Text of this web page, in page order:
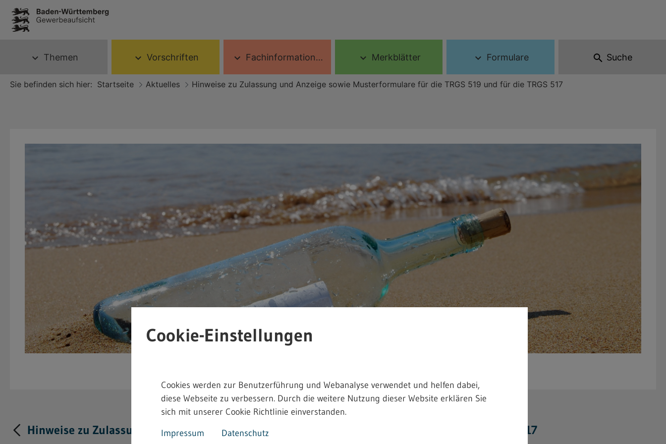
expand_more Themen expand_more Vorschriften expand_more Fachinformationen expand_more Merkblätter expand_more Formulare search Suche
Sie befinden sich hier: Startseite Aktuelles Hinweise zu Zulassung und Anzeige sowie Musterformulare für die TRGS 519 und für die TRGS 517
Hinweise zu Zulassung und Anzeige sowie Musterformulare für die TRGS 519 und für die TRGS 517
Cookie-Einstellungen
Cookies werden zur Benutzerführung und Webanalyse verwendet und helfen dabei,
diese Webseite zu verbessern. Durch die weitere Nutzung dieser Website erklären Sie
sich mit unserer Cookie Richtlinie einverstanden.
Impressum
Datenschutz